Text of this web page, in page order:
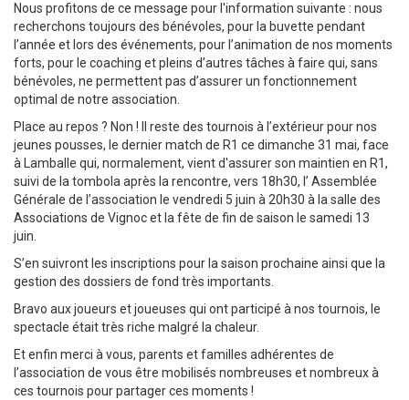
Nous profitons de ce message pour l'information suivante : nous
recherchons toujours des bénévoles, pour la buvette pendant
l’année et lors des événements, pour l’animation de nos moments
forts, pour le coaching et pleins d’autres tâches à faire qui, sans
bénévoles, ne permettent pas d’assurer un fonctionnement
optimal de notre association.
Place au repos ? Non ! Il reste des tournois à l’extérieur pour nos
jeunes pousses, le dernier match de R1 ce dimanche 31 mai, face
à Lamballe qui, normalement, vient d'assurer son maintien en R1,
suivi de la tombola après la rencontre, vers 18h30, l’ Assemblée
Générale de l’association le vendredi 5 juin à 20h30 à la salle des
Associations de Vignoc et la fête de fin de saison le samedi 13
juin.
S’en suivront les inscriptions pour la saison prochaine ainsi que la
gestion des dossiers de fond très importants.
Bravo aux joueurs et joueuses qui ont participé à nos tournois, le
spectacle était très riche malgré la chaleur.
Et enfin merci à vous, parents et familles adhérentes de
l’association de vous être mobilisés nombreuses et nombreux à
ces tournois pour partager ces moments !